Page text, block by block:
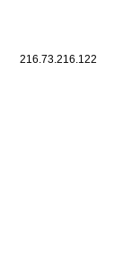
216.73.216.122